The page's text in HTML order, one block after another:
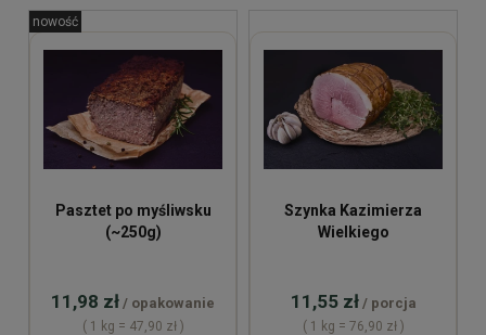
Pasztet po myśliwsku
(~250g)
11,98 zł / opakowanie
( 1 kg = 47,90 zł )
nowość
Szynka Kazimierza
Wielkiego
11,55 zł / porcja
( 1 kg = 76,90 zł )